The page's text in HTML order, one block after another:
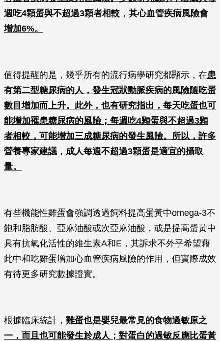
週吃4顆蛋與不超過3顆者相較，其心血管疾病風險會
增加6%。
值得提醒的是，幾乎所有的流行病學研究都顯示，在患
有第二型糖尿病的人，發生冠狀動脈疾病的風險隨吃蛋
數目增加而上升。此外，也有研究指出，每天吃蛋也可
能增加罹患糖尿病的風險；每週吃4顆蛋與不超過3顆
者相較，可能增加三成糖尿病的發生風險。所以，許多
營養專家建議，成人每週不超過3顆蛋是適宜的攝取
量。
有些機能性雞蛋會強調透過飼料提高蛋黃中omega-3不
飽和脂肪酸、亞麻油酸或次亞麻油酸，或是提高蛋黃中
具有抗氧化活性的維生素A和E，其訴求不外乎希望藉
此中和吃雞蛋增加心血管疾病風險的作用，但實際成效
有待更多研究數據證實。
根據臨床統計， 雞蛋也是嬰兒最常見的食物過敏原之
一，而且也可能發生於成人；對蛋白的過敏反應比蛋黃